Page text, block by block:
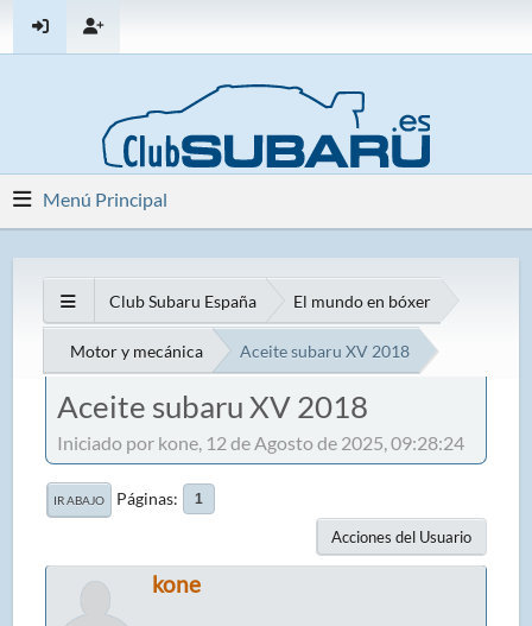
Menú Principal
Club Subaru España El mundo en bóxer
Motor y mecánica Aceite subaru XV 2018
Aceite subaru XV 2018
Iniciado por kone, 12 de Agosto de 2025, 09:28:24
IR ABAJO Páginas 1
Acciones del Usuario
kone